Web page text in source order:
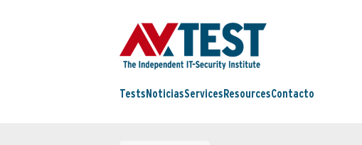
Tests NoticiasServices ResourcesContacto